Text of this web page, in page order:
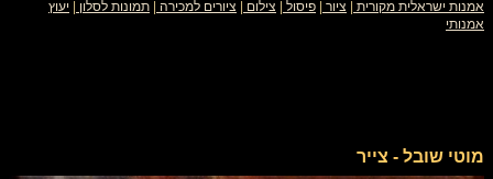
אמנות ישראלית מקורית ציור פיסול צילום ציורים למכירה תמונות לסלון
יעוץ
אמנותי
מוטי שובל - צייר